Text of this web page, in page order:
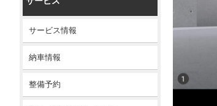
サービス情報
納車情報
整備予約